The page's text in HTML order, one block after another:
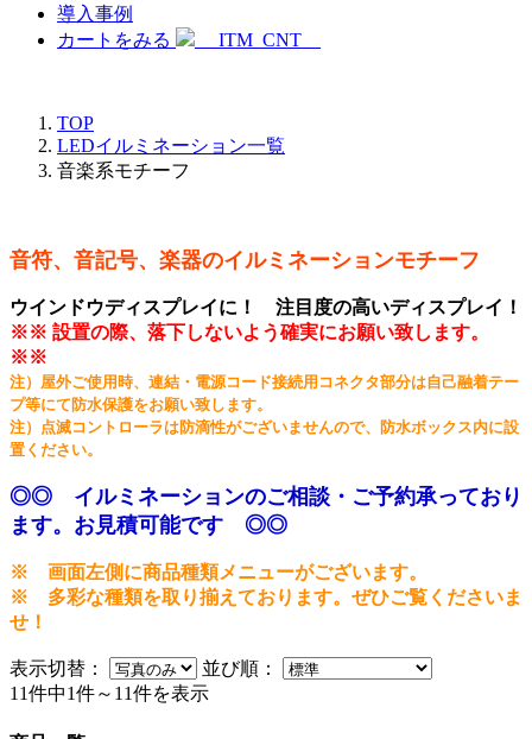
導入事例
カートをみる
__ITM_CNT__
TOP
LEDイルミネーション一覧
音楽系モチーフ
音符、音記号、楽器のイルミネーションモチーフ
ウインドウディスプレイに！ 注目度の高いディスプレイ！
※※ 設置の際、落下しないよう確実にお願い致します。
※※
注）屋外ご使用時、連結・電源コード接続用コネクタ部分は自己融着テー
プ等にて防水保護をお願い致します。
注）点滅コントローラは防滴性がございませんので、防水ボックス内に設
置ください。
◎◎ イルミネーションのご相談・ご予約承っており
ます。お見積可能です ◎◎
※ 画面左側に商品種類メニューがございます。
※ 多彩な種類を取り揃えております。ぜひご覧くださいま
せ！
表示切替：
並び順：
11件中1件～11件を表示